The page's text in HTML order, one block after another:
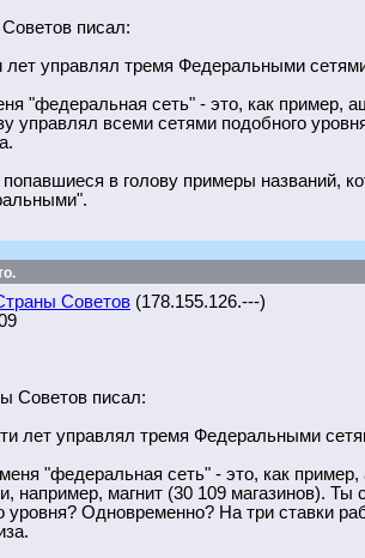
писал:
лет управлял тремя Федеральными
"федеральная сеть" - это, как пример,
управлял всеми сетями подобного
в голову примеры названий,
Советов (178.155.126.---)
Советов писал:
лет управлял тремя Федеральными
"федеральная сеть" - это, как
например, магнит (30 109 магазинов). Ты
уровня? Одновременно? На три ставки